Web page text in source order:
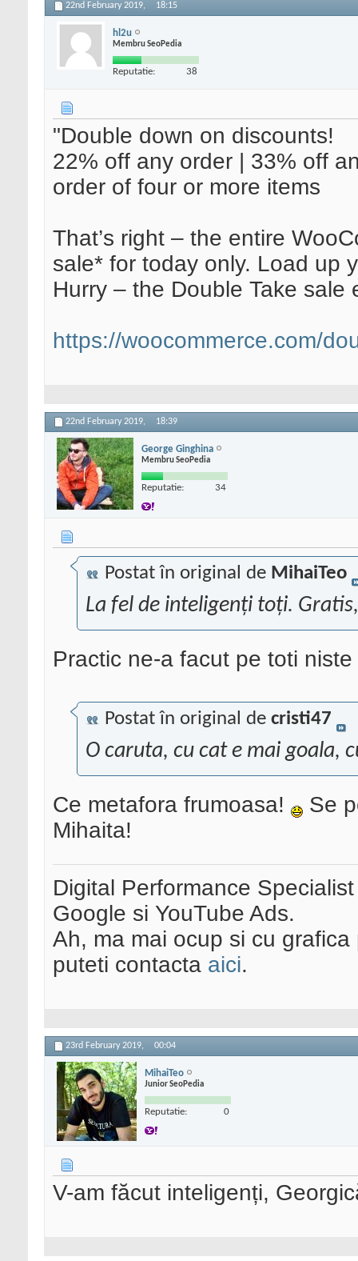
22nd February 2019, 18:15
hl2u
Membru SeoPedia
Reputatie: 38
"Double down on discounts!
22% off any order | 33% off
order of four or more items
That’s right – the entire
sale* for today only. Load up
Hurry – the Double Take
https://woocommerce.com/
22nd February 2019, 18:39
George Ginghina
Membru SeoPedia
Reputatie: 34
Postat în original de MihaiTeo
La fel de inteligenți toți.
Practic ne-a facut pe toti
Postat în original de cristi47
O caruta, cu cat e mai goala,
Ce metafora frumoasa!
Se
Mihaita!
Digital Performance
Google si YouTube Ads.
Ah, ma mai ocup si cu
puteti contacta aici.
23rd February 2019, 00:04
MihaiTeo
Junior SeoPedia
Reputatie: 0
V-am făcut inteligenți,